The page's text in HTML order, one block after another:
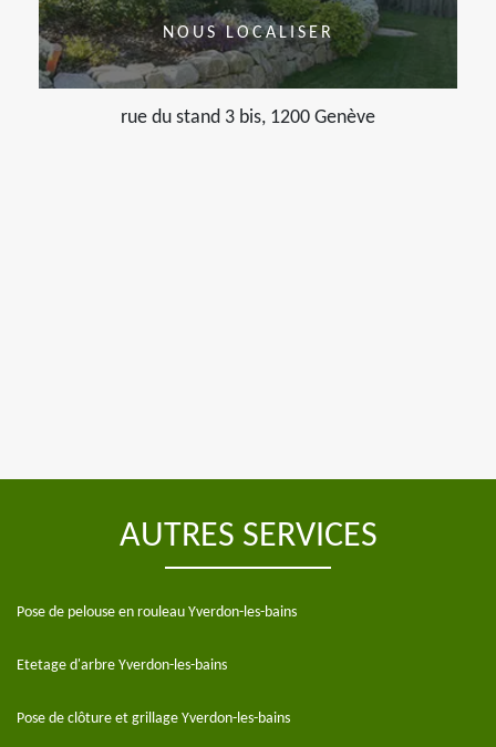
NOUS LOCALISER
rue du stand 3 bis, 1200 Genève
AUTRES SERVICES
Pose de pelouse en rouleau Yverdon-les-bains
Etetage d'arbre Yverdon-les-bains
Pose de clôture et grillage Yverdon-les-bains